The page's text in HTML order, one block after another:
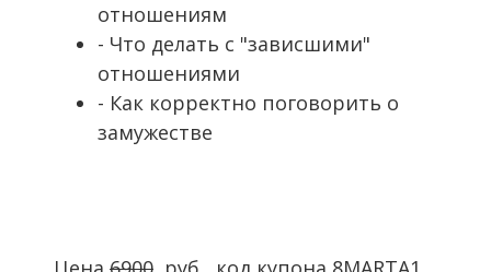
отношениям
- Что делать с "зависшими"
отношениями
- Как корректно поговорить о
замужестве